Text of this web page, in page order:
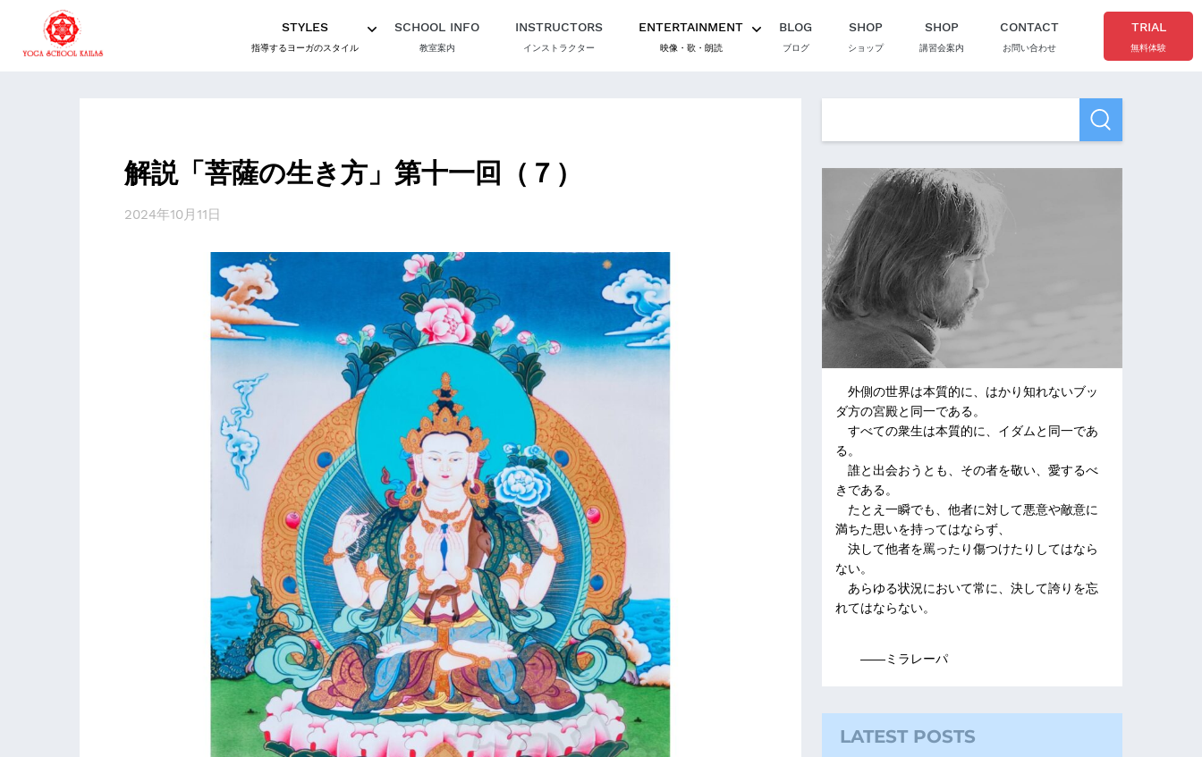
STYLES
指導するヨーガのスタイル
SCHOOL INFO
教室案内
INSTRUCTORS
インストラクター
ENTERTAINMENT
映像・歌・朗読
BLOG
ブログ
SHOP
ショップ
SHOP
講習会案内
CONTACT
お問い合わせ
TRIAL
無料体験
解説「菩薩の生き方」第十一回（７）
2024年10月11日
外側の世界は本質的に、はかり知れないブッ
ダ方の宮殿と同一である。
すべての衆生は本質的に、イダムと同一であ
る。
誰と出会おうとも、その者を敬い、愛するべ
きである。
たとえ一瞬でも、他者に対して悪意や敵意に
満ちた思いを持ってはならず、
決して他者を罵ったり傷つけたりしてはなら
ない。
あらゆる状況において常に、決して誇りを忘
れてはならない。
――ミラレーパ
LATEST POSTS